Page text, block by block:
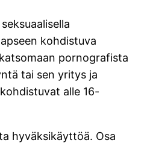
kohdistuva
pornografista
tai sen yritys ja
alle 16-
hyväksikäyttöä. Osa